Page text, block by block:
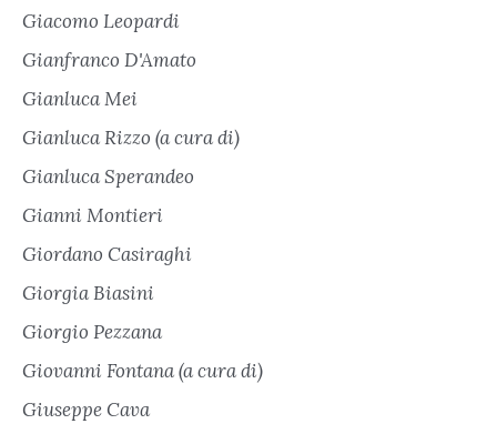
Giacomo Leopardi
Gianfranco D'Amato
Gianluca Mei
Gianluca Rizzo (a cura di)
Gianluca Sperandeo
Gianni Montieri
Giordano Casiraghi
Giorgia Biasini
Giorgio Pezzana
Giovanni Fontana (a cura di)
Giuseppe Cava